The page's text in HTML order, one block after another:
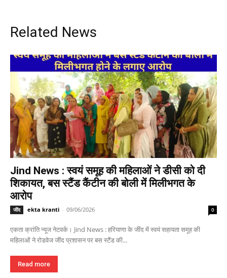
Related News
Jind News : स्वयं समूह की महिलाओं ने डीसी को दी
शिकायत, बस स्टैंड कैंटीन की बोली में मिलीभगत के
आरोप
जींद ekta kranti - 09/06/2026 0
एकता क्रांति न्यूज नेटवर्क। Jind News : हरियाणा के जींद में स्वयं सहायता समूह की
महिलाओं ने रोडवेज जींद प्रशासन पर बस स्टैंड की...
Read more